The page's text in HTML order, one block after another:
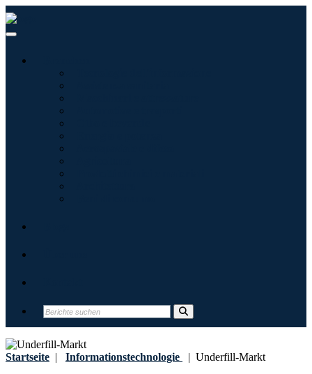
Startseite | Informationstechnologie | Underfill-Markt